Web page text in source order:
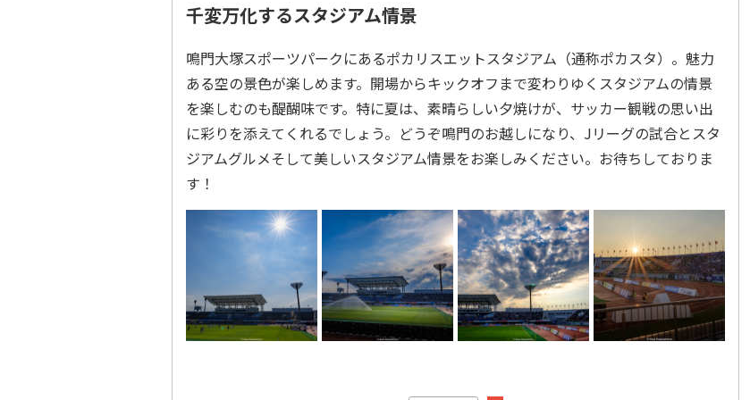
千変万化するスタジアム情景
鳴門大塚スポーツパークにあるポカリスエットスタジアム（通称ポカスタ）。魅力
ある空の景色が楽しめます。開場からキックオフまで変わりゆくスタジアムの情景
を楽しむのも醍醐味です。特に夏は、素晴らしい夕焼けが、サッカー観戦の思い出
に彩りを添えてくれるでしょう。どうぞ鳴門のお越しになり、Jリーグの試合とスタ
ジアムグルメそして美しいスタジアム情景をお楽しみください。お待ちしておりま
す！